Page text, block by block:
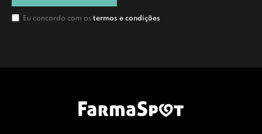
Eu concordo com os termos e condições